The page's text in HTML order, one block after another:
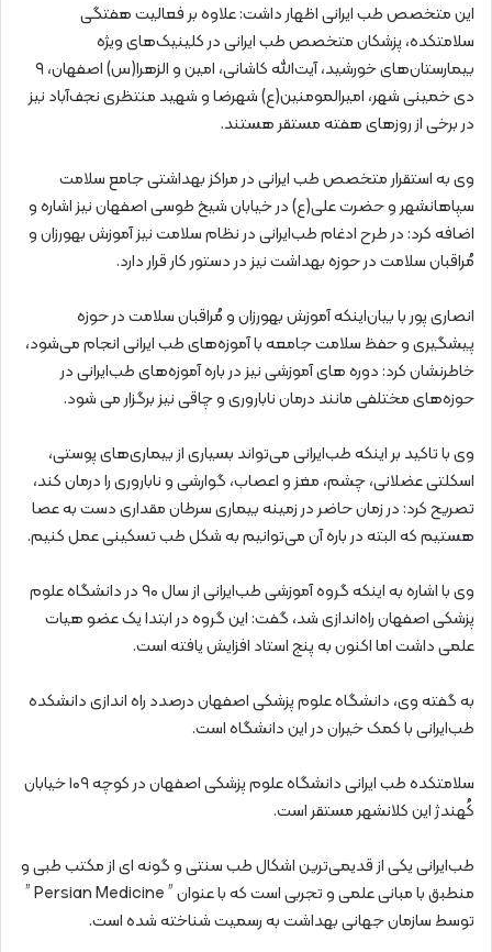
این متخصص طب ایرانی اظهار داشت: علاوه بر فعالیت هفتگی
سلامتکده، پزشکان متخصص طب ایرانی در کلینیک‌های ویژه
بیمارستان‌های خورشید، آیت‌الله کاشانی، امین و الزهرا(س) اصفهان، ۹
دی خمینی شهر، امیرالمومنین(ع) شهرضا و شهید منتظری نجف‌آباد نیز
در برخی از روزهای هفته مستقر هستند.
وی به استقرار متخصص طب ایرانی در مراکز بهداشتی جامع سلامت
سپاهانشهر و حضرت علی(ع) در خیابان شیخ طوسی اصفهان نیز اشاره و
اضافه کرد: در طرح ادغام طب‌ایرانی در نظام سلامت نیز آموزش بهورزان و
مُراقبان سلامت در حوزه بهداشت نیز در دستور کار قرار دارد.
انصاری پور با بیان‌اینکه آموزش بهورزان و مُراقبان سلامت در حوزه
پیشگیری و حفظ سلامت جامعه با آموزه‌های طب ایرانی انجام می‌شود،
خاطرنشان کرد: دوره های آموزشی نیز در باره آموزه‌های طب‌ایرانی در
حوزه‌های مختلفی مانند درمان ناباروری و چاقی نیز برگزار می شود.
وی با تاکید بر اینکه طب‌ایرانی می‌تواند بسیاری از بیماری‌های پوستی،
اسکلتی عضلانی، چشم، مغز و اعصاب، گوارشی و ناباروری را درمان کند،
تصریح کرد: در زمان حاضر در زمینه بیماری سرطان مقداری دست به عصا
هستیم که البته در باره آن می‌توانیم به شکل طب تسکینی عمل کنیم.
وی با اشاره به اینکه گروه آموزشی طب‌ایرانی از سال ۹۰ در دانشگاه علوم
پزشکی اصفهان راه‌اندازی شد، گفت: این گروه در ابتدا یک عضو هیات
علمی داشت اما اکنون به پنج استاد افزایش یافته است.
به گفته وی، دانشگاه علوم پزشکی اصفهان درصدد راه اندازی دانشکده
طب‌ایرانی با کمک خیران در این دانشگاه است.
سلامتکده طب ایرانی دانشگاه علوم پزشکی اصفهان در کوچه ۱۰۹ خیابان
کُهندژ این کلانشهر مستقر است.
طب‌ایرانی یکی از قدیمی‌ترین اشکال طب سنتی و گونه ای از مکتب طبی و
منطبق با مبانی علمی و تجربی است که با عنوان ” Persian Medicine ”
توسط سازمان جهانی بهداشت به رسمیت شناخته شده است.